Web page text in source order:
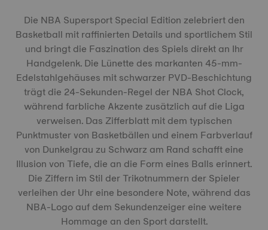
Die NBA Supersport Special Edition zelebriert den
Basketball mit raffinierten Details und sportlichem Stil
und bringt die Faszination des Spiels direkt an Ihr
Handgelenk. Die Lünette des markanten 45-mm-
Edelstahlgehäuses mit schwarzer PVD-Beschichtung
trägt die 24-Sekunden-Regel der NBA Shot Clock,
während farbliche Akzente zusätzlich auf die Liga
verweisen. Das Zifferblatt mit dem typischen
Punktmuster von Basketbällen und einem Farbverlauf
von Dunkelgrau zu Schwarz am Rand schafft eine
Illusion von Tiefe, die an die Form eines Balls erinnert.
Die Ziffern im Stil der Trikotnummern der Spieler
verleihen der Uhr eine besondere Note, während das
NBA-Logo auf dem Sekundenzeiger eine weitere
Hommage an den Sport darstellt.